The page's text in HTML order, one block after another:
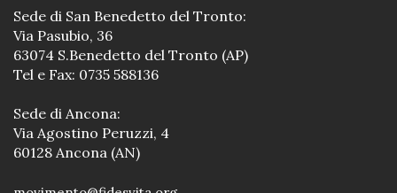
Sede di San Benedetto del Tronto:
Via Pasubio, 36
63074 S.Benedetto del Tronto (AP)
Tel e Fax: 0735 588136
Sede di Ancona:
Via Agostino Peruzzi, 4
60128 Ancona (AN)